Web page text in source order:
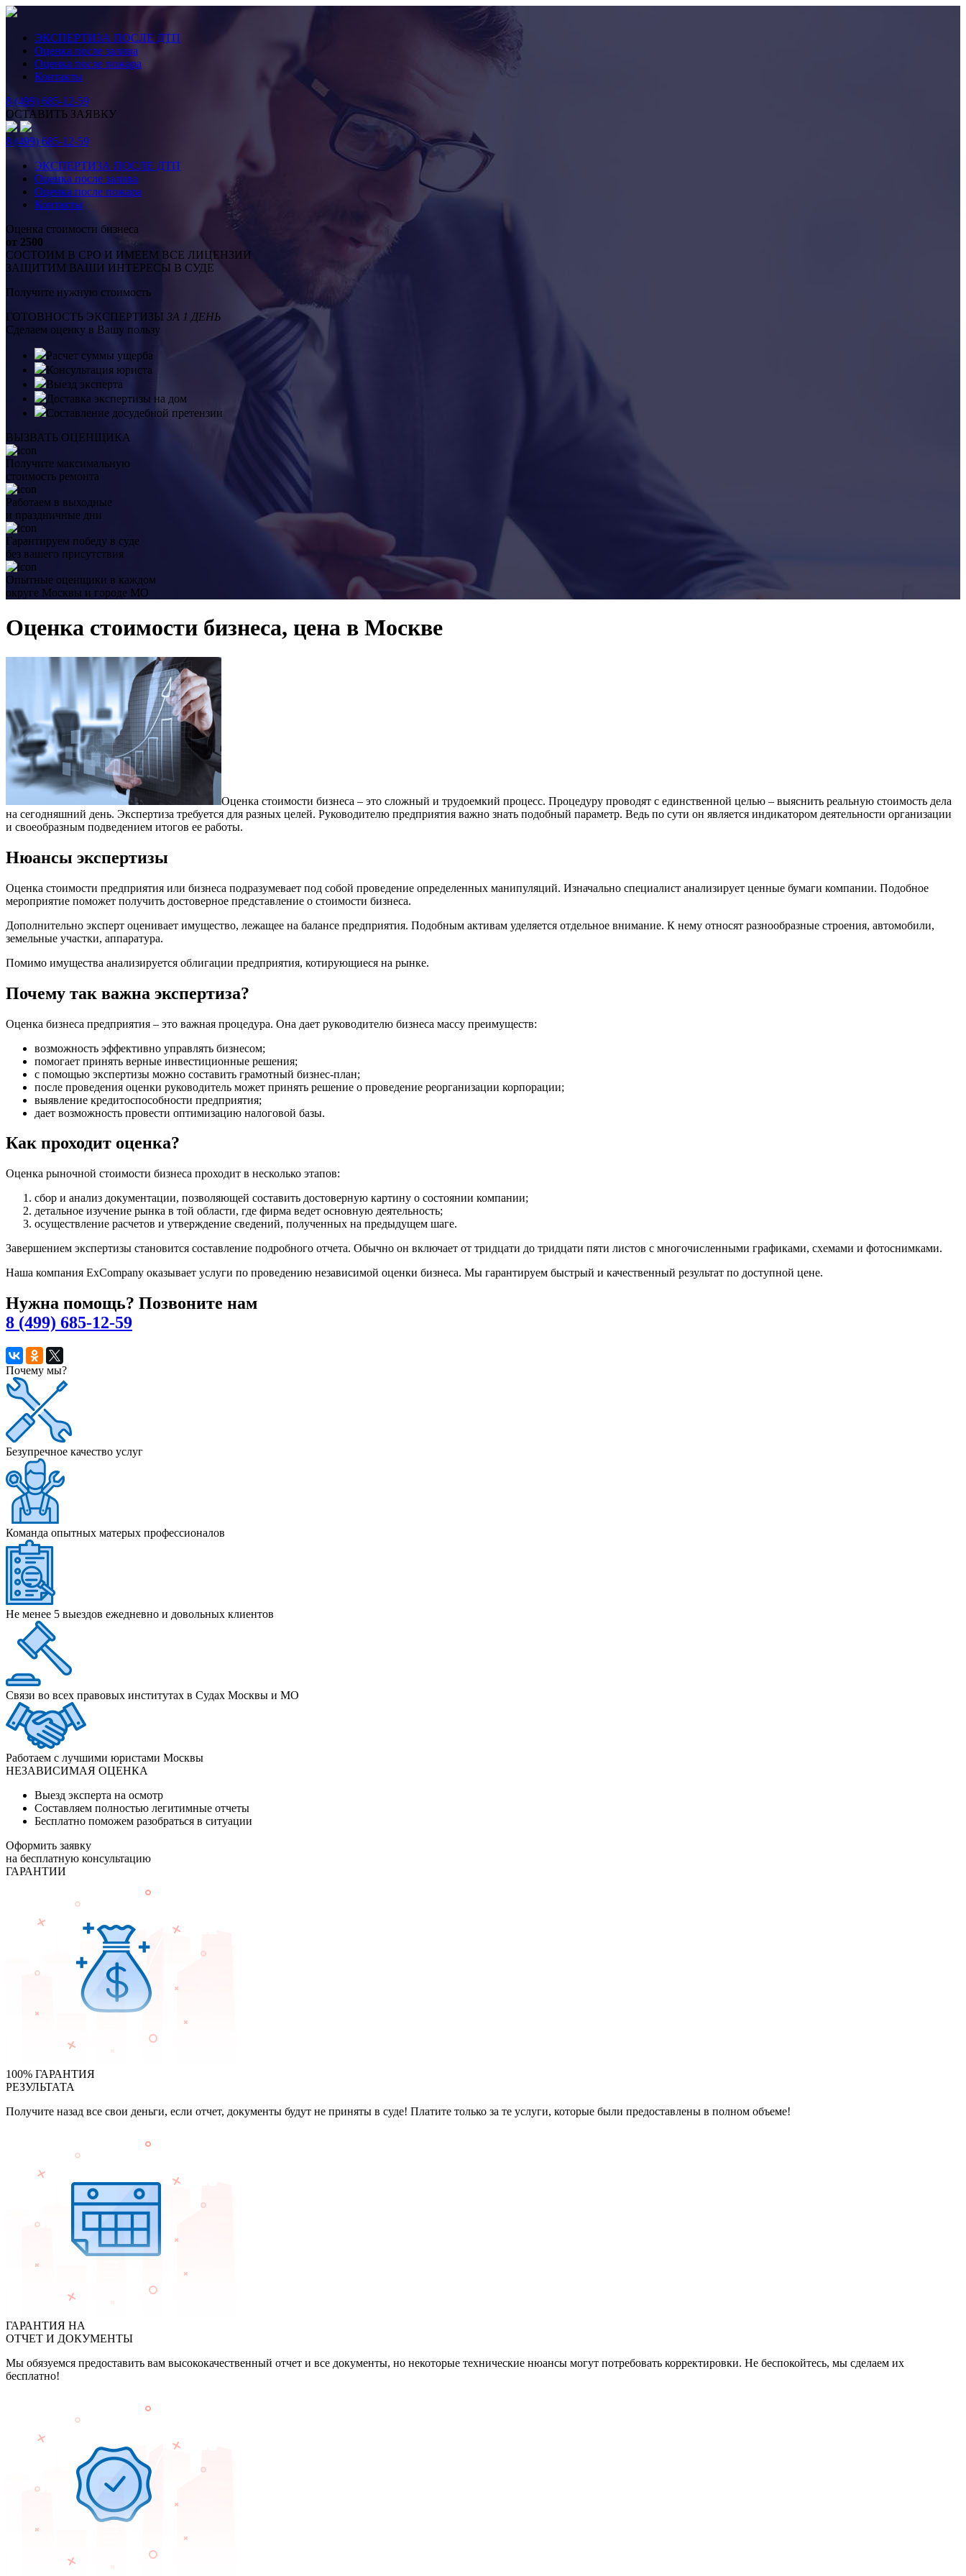
ЭКСПЕРТИЗА ПОСЛЕ ДТП
Оценка после залива
Оценка после пожара
Контакты
8 (499) 685-12-59
ОСТАВИТЬ ЗАЯВКУ
8 (499) 685-12-59
ЭКСПЕРТИЗА ПОСЛЕ ДТП
Оценка после залива
Оценка после пожара
Контакты
Оценка стоимости бизнеса
от 2500
СОСТОИМ В СРО И ИМЕЕМ ВСЕ ЛИЦЕНЗИИ
ЗАЩИТИМ ВАШИ ИНТЕРЕСЫ В СУДЕ
Получите нужную стоимость
ГОТОВНОСТЬ ЭКСПЕРТИЗЫ ЗА 1 ДЕНЬ
Сделаем оценку в Вашу пользу
Расчет суммы ущерба
Консультация юриста
Выезд эксперта
Доставка экспертизы на дом
Составление досудебной претензии
ВЫЗВАТЬ ОЦЕНЩИКА
Получите максимальную
стоимость ремонта
Работаем в выходные
и праздничные дни
Гарантируем победу в суде
без вашего присутствия
Опытные оценщики в каждом
округе Москвы и городе МО
Оценка стоимости бизнеса, цена в Москве
Оценка стоимости бизнеса – это сложный и трудоемкий процесс. Процедуру проводят с единственной целью – выяснить реальную стоимость дела
на сегодняшний день. Экспертиза требуется для разных целей. Руководителю предприятия важно знать подобный параметр. Ведь по сути он является индикатором деятельности организации
и своеобразным подведением итогов ее работы.
Нюансы экспертизы
Оценка стоимости предприятия или бизнеса подразумевает под собой проведение определенных манипуляций. Изначально специалист анализирует ценные бумаги компании. Подобное
мероприятие поможет получить достоверное представление о стоимости бизнеса.
Дополнительно эксперт оценивает имущество, лежащее на балансе предприятия. Подобным активам уделяется отдельное внимание. К нему относят разнообразные строения, автомобили,
земельные участки, аппаратура.
Помимо имущества анализируется облигации предприятия, котирующиеся на рынке.
Почему так важна экспертиза?
Оценка бизнеса предприятия – это важная процедура. Она дает руководителю бизнеса массу преимуществ:
возможность эффективно управлять бизнесом;
помогает принять верные инвестиционные решения;
с помощью экспертизы можно составить грамотный бизнес-план;
после проведения оценки руководитель может принять решение о проведение реорганизации корпорации;
выявление кредитоспособности предприятия;
дает возможность провести оптимизацию налоговой базы.
Как проходит оценка?
Оценка рыночной стоимости бизнеса проходит в несколько этапов:
сбор и анализ документации, позволяющей составить достоверную картину о состоянии компании;
детальное изучение рынка в той области, где фирма ведет основную деятельность;
осуществление расчетов и утверждение сведений, полученных на предыдущем шаге.
Завершением экспертизы становится составление подробного отчета. Обычно он включает от тридцати до тридцати пяти листов с многочисленными графиками, схемами и фотоснимками.
Наша компания ExCompany оказывает услуги по проведению независимой оценки бизнеса. Мы гарантируем быстрый и качественный результат по доступной цене.
Нужна помощь? Позвоните нам
8 (499) 685-12-59
Почему мы?
Безупречное качество услуг
Команда опытных матерых профессионалов
Не менее 5 выездов ежедневно и довольных клиентов
Связи во всех правовых институтах в Судах Москвы и МО
Работаем с лучшими юристами Москвы
НЕЗАВИСИМАЯ ОЦЕНКА
Выезд эксперта на осмотр
Составляем полностью легитимные отчеты
Бесплатно поможем разобраться в ситуации
Оформить заявку
на бесплатную консультацию
ГАРАНТИИ
100% ГАРАНТИЯ
РЕЗУЛЬТАТА
Получите назад все свои деньги, если отчет, документы будут не приняты в суде! Платите только за те услуги, которые были предоставлены в полном объеме!
ГАРАНТИЯ НА
ОТЧЕТ И ДОКУМЕНТЫ
Мы обязуемся предоставить вам высококачественный отчет и все документы, но некоторые технические нюансы могут потребовать корректировки. Не беспокойтесь, мы сделаем их
бесплатно!